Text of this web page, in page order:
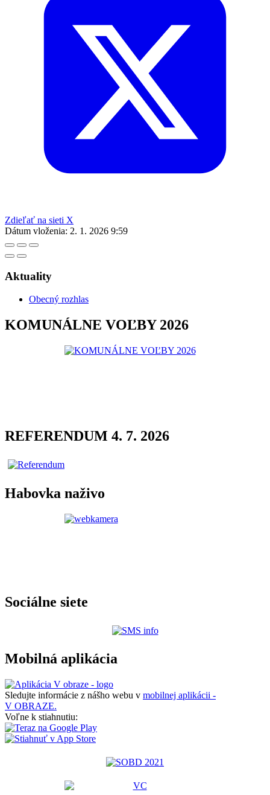
Zdieľať na sieti X
Dátum vloženia: 2. 1. 2026 9:59
Aktuality
Obecný rozhlas
KOMUNÁLNE VOĽBY 2026
REFERENDUM 4. 7. 2026
Habovka naživo
Sociálne siete
Mobilná aplikácia
Sledujte informácie z nášho webu v mobilnej aplikácii -
V OBRAZE.
Voľne k stiahnutiu: